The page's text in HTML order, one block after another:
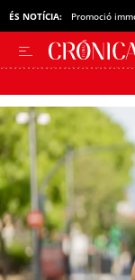
ÉS NOTÍCIA: Promoció